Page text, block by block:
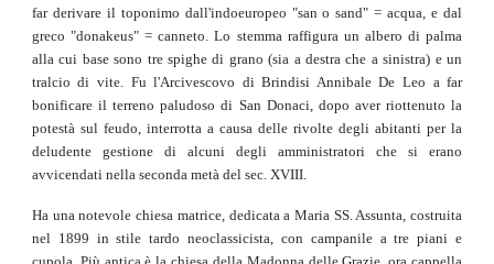
far derivare il toponimo dall'indoeuropeo "san o sand" = acqua, e dal
greco "donakeus" = canneto. Lo stemma raffigura un albero di palma
alla cui base sono tre spighe di grano (sia a destra che a sinistra) e un
tralcio di vite. Fu l'Arcivescovo di Brindisi Annibale De Leo a far
bonificare il terreno paludoso di San Donaci, dopo aver riottenuto la
potestà sul feudo, interrotta a causa delle rivolte degli abitanti per la
deludente gestione di alcuni degli amministratori che si erano
avvicendati nella seconda metà del sec. XVIII.
Ha una notevole chiesa matrice, dedicata a Maria SS. Assunta, costruita
nel 1899 in stile tardo neoclassicista, con campanile a tre piani e